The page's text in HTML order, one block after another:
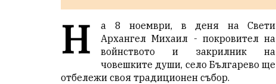
Н
а 8 ноември, в деня на Свети
Архангел Михаил - покровител на
войнството и закрилник на
човешките души, село Българево ще
отбележи своя традиционен събор.